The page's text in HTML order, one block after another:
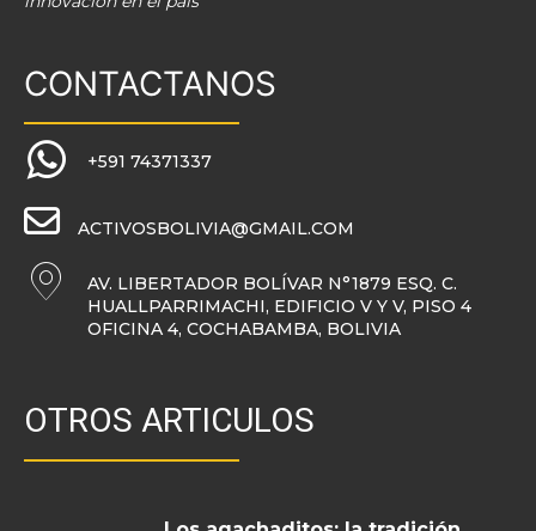
CONTACTANOS
+591 74371337
ACTIVOSBOLIVIA@GMAIL.COM
AV. LIBERTADOR BOLÍVAR N°1879 ESQ. C.
HUALLPARRIMACHI, EDIFICIO V Y V, PISO 4
OFICINA 4, COCHABAMBA, BOLIVIA
OTROS ARTICULOS